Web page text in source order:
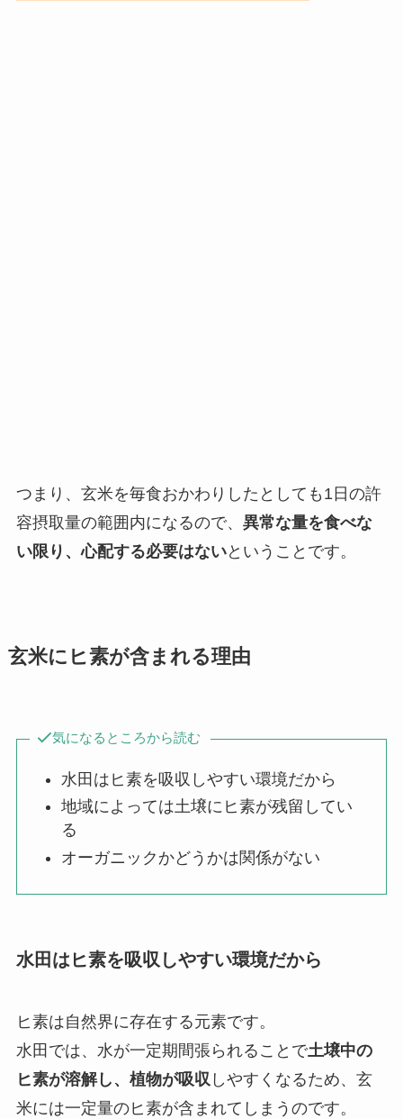
つまり、玄米を毎食おかわりしたとしても1日の許
容摂取量の範囲内になるので、 異常な量を食べな
い限り、心配する必要はないということです。
玄米にヒ素が含まれる理由
気になるところから読む
水田はヒ素を吸収しやすい環境だから
地域によっては土壌にヒ素が残留してい
る
オーガニックかどうかは関係がない
水田はヒ素を吸収しやすい環境だから
ヒ素は自然界に存在する元素です。
水田では、水が一定期間張られることで土壌中の
ヒ素が溶解し、植物が吸収しやすくなるため、玄
米には一定量のヒ素が含まれてしまうのです。